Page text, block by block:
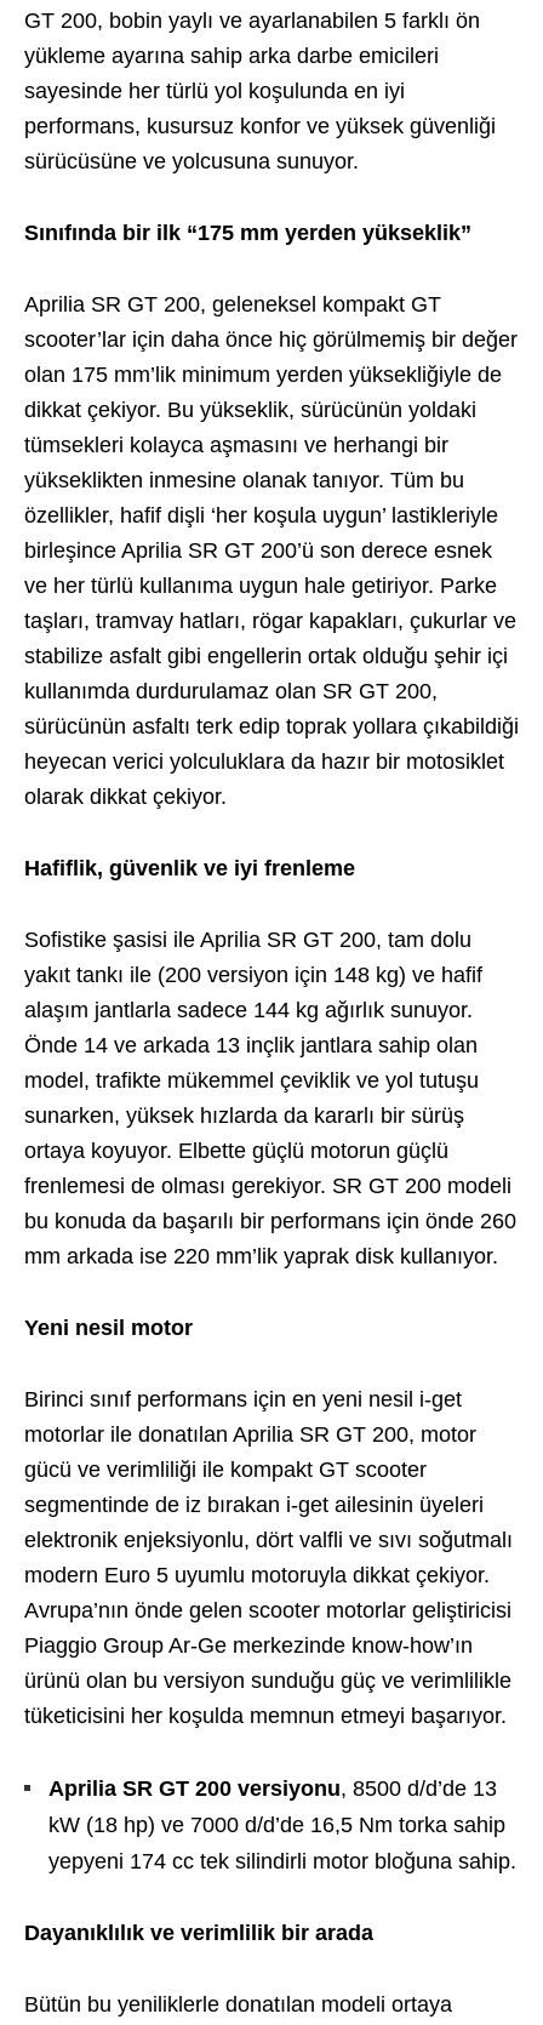
GT 200, bobin yaylı ve ayarlanabilen 5 farklı ön
yükleme ayarına sahip arka darbe emicileri
sayesinde her türlü yol koşulunda en iyi
performans, kusursuz konfor ve yüksek güvenliği
sürücüsüne ve yolcusuna sunuyor.
Sınıfında bir ilk “175 mm yerden yükseklik”
Aprilia SR GT 200, geleneksel kompakt GT
scooter’lar için daha önce hiç görülmemiş bir değer
olan 175 mm’lik minimum yerden yüksekliğiyle de
dikkat çekiyor. Bu yükseklik, sürücünün yoldaki
tümsekleri kolayca aşmasını ve herhangi bir
yükseklikten inmesine olanak tanıyor. Tüm bu
özellikler, hafif dişli ‘her koşula uygun’ lastikleriyle
birleşince Aprilia SR GT 200’ü son derece esnek
ve her türlü kullanıma uygun hale getiriyor. Parke
taşları, tramvay hatları, rögar kapakları, çukurlar ve
stabilize asfalt gibi engellerin ortak olduğu şehir içi
kullanımda durdurulamaz olan SR GT 200,
sürücünün asfaltı terk edip toprak yollara çıkabildiği
heyecan verici yolculuklara da hazır bir motosiklet
olarak dikkat çekiyor.
Hafiflik, güvenlik ve iyi frenleme
Sofistike şasisi ile Aprilia SR GT 200, tam dolu
yakıt tankı ile (200 versiyon için 148 kg) ve hafif
alaşım jantlarla sadece 144 kg ağırlık sunuyor.
Önde 14 ve arkada 13 inçlik jantlara sahip olan
model, trafikte mükemmel çeviklik ve yol tutuşu
sunarken, yüksek hızlarda da kararlı bir sürüş
ortaya koyuyor. Elbette güçlü motorun güçlü
frenlemesi de olması gerekiyor. SR GT 200 modeli
bu konuda da başarılı bir performans için önde 260
mm arkada ise 220 mm’lik yaprak disk kullanıyor.
Yeni nesil motor
Birinci sınıf performans için en yeni nesil i-get
motorlar ile donatılan Aprilia SR GT 200, motor
gücü ve verimliliği ile kompakt GT scooter
segmentinde de iz bırakan i-get ailesinin üyeleri
elektronik enjeksiyonlu, dört valfli ve sıvı soğutmalı
modern Euro 5 uyumlu motoruyla dikkat çekiyor.
Avrupa’nın önde gelen scooter motorlar geliştiricisi
Piaggio Group Ar-Ge merkezinde know-how’ın
ürünü olan bu versiyon sunduğu güç ve verimlilikle
tüketicisini her koşulda memnun etmeyi başarıyor.
Aprilia SR GT 200 versiyonu, 8500 d/d’de 13
kW (18 hp) ve 7000 d/d’de 16,5 Nm torka sahip
yepyeni 174 cc tek silindirli motor bloğuna sahip.
Dayanıklılık ve verimlilik bir arada
Bütün bu yeniliklerle donatılan modeli ortaya